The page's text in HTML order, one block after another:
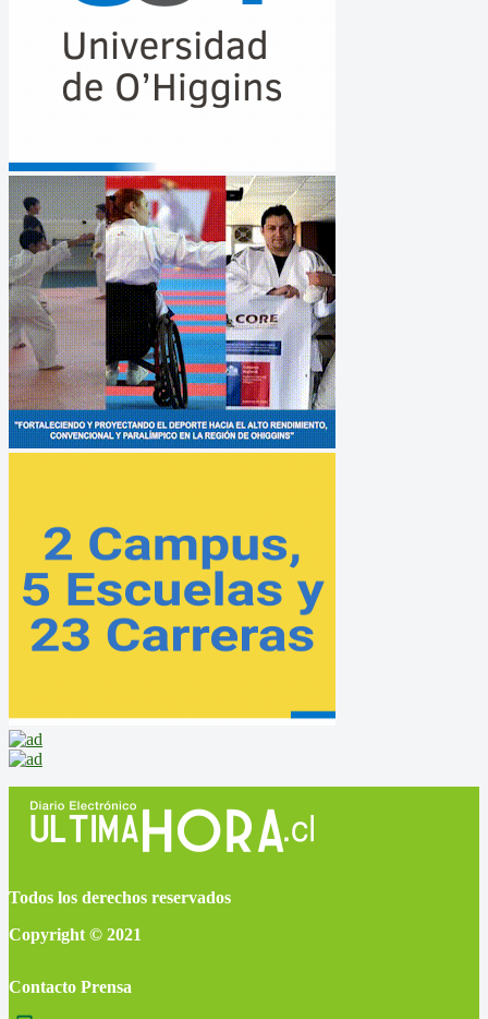
Todos los derechos reservados
Copyright © 2021
Contacto Prensa